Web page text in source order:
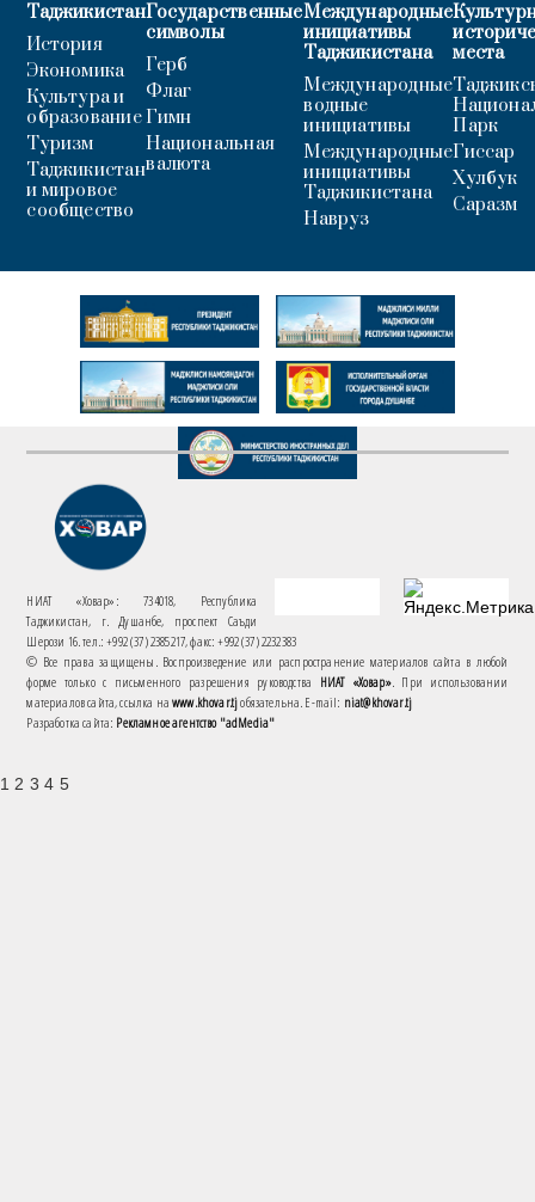
Таджикистан
История
Экономика
Культура и
образование
Туризм
Таджикистан
и мировое
сообщество
Государственные
символы
Герб
Флаг
Гимн
Национальная
валюта
Международные
инициативы
Таджикистана
Международные
водные
инициативы
Международные
инициативы
Таджикистана
Навруз
места
Парк
Гиссар
Хулбук
Саразм
НИАТ «Ховар»: 734018, Республика
Таджикистан, г. Душанбе, проспект Саъди
Шерози 16. тел.: +992 (37) 2385217, факс: +992 (37) 2232383
© Все права защищены. Воспроизведение или распространение материалов сайта в любой
форме только с письменного разрешения руководства НИАТ «Ховар». При использовании
материалов сайта, ссылка наwww.khovar.tjобязательна. E-mail: niat@khovar.tj
Разработка сайта: Рекламное агентство "adMedia"
1 2 3 4 5